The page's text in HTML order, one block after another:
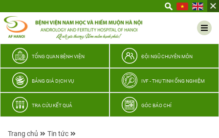
thương
TỔNG QUAN BỆNH VIỆN ĐỘI NGŨ CHUYÊN MÔN
BẢNG GIÁ DỊCH VỤ IVF - THỤ TINH ỐNG NGHIỆM
TRA CỨU KẾT QUẢ GÓC BÁO CHÍ
Trang chủ
Tin tức